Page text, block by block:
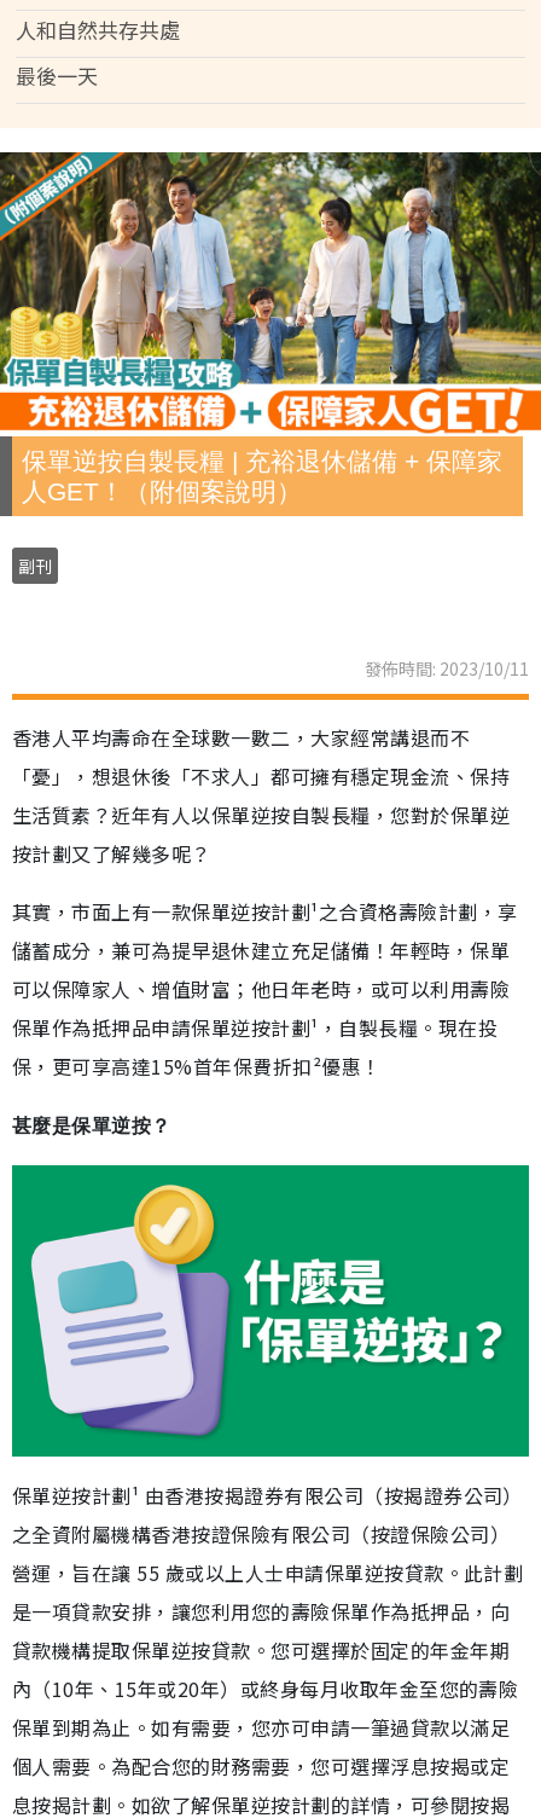
人和自然共存共處
最後一天
保單逆按自製長糧 | 充裕退休儲備 + 保障家
人GET！（附個案說明）
副刊
發佈時間: 2023/10/11
香港人平均壽命在全球數一數二，大家經常講退而不
「憂」，想退休後「不求人」都可擁有穩定現金流、保持
生活質素？近年有人以保單逆按自製長糧，您對於保單逆
按計劃又了解幾多呢？
其實，市面上有一款保單逆按計劃¹之合資格壽險計劃，享
儲蓄成分，兼可為提早退休建立充足儲備！年輕時，保單
可以保障家人、增值財富；他日年老時，或可以利用壽險
保單作為抵押品申請保單逆按計劃¹，自製長糧。現在投
保，更可享高達15%首年保費折扣²優惠！
甚麼是保單逆按？
保單逆按計劃¹ 由香港按揭證券有限公司（按揭證券公司）
之全資附屬機構香港按證保險有限公司（按證保險公司）
營運，旨在讓 55 歲或以上人士申請保單逆按貸款。此計劃
是一項貸款安排，讓您利用您的壽險保單作為抵押品，向
貸款機構提取保單逆按貸款。您可選擇於固定的年金年期
內（10年、15年或20年）或終身每月收取年金至您的壽險
保單到期為止。如有需要，您亦可申請一筆過貸款以滿足
個人需要。為配合您的財務需要，您可選擇浮息按揭或定
息按揭計劃。如欲了解保單逆按計劃的詳情，可參閱按揭